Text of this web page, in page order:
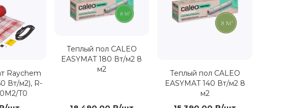
Raychem
Вт/м2), R-
T0
Теплый пол CALEO
EASYMAT 180 Вт/м2 8
м2
Теплый пол CALEO
EASYMAT 140 Вт/м2 8
м2